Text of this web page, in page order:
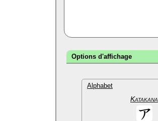
Options d'affichage
Alphabet
Katakana